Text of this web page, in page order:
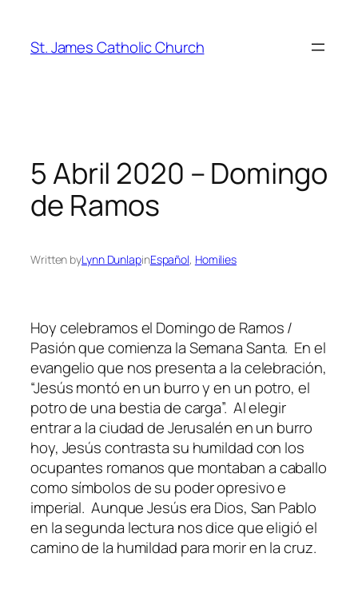
content
St. James Catholic Church
5 Abril 2020 – Domingo
de Ramos
Written byLynn DunlapinEspañol, Homilies
Hoy celebramos el Domingo de Ramos /
Pasión que comienza la Semana Santa. En el
evangelio que nos presenta a la celebración,
“Jesús montó en un burro y en un potro, el
potro de una bestia de carga”. Al elegir
entrar a la ciudad de Jerusalén en un burro
hoy, Jesús contrasta su humildad con los
ocupantes romanos que montaban a caballo
como símbolos de su poder opresivo e
imperial. Aunque Jesús era Dios, San Pablo
en la segunda lectura nos dice que eligió el
camino de la humildad para morir en la cruz.